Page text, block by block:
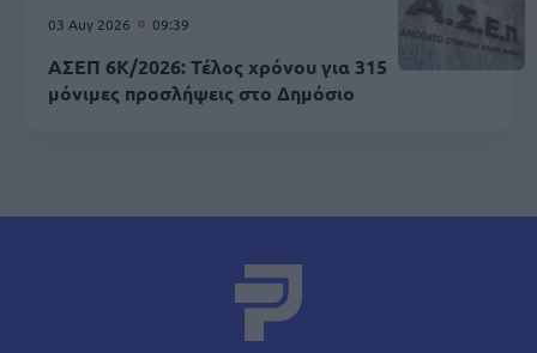
03 Αυγ 2026 09:39
ΑΣΕΠ 6Κ/2026: Τέλος χρόνου για 315
μόνιμες προσλήψεις στο Δημόσιο